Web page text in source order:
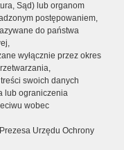
Sąd) lub organom
postępowaniem,
do państwa
wyłącznie przez okres
swoich danych
lub ograniczenia
wobec
Urzędu Ochrony